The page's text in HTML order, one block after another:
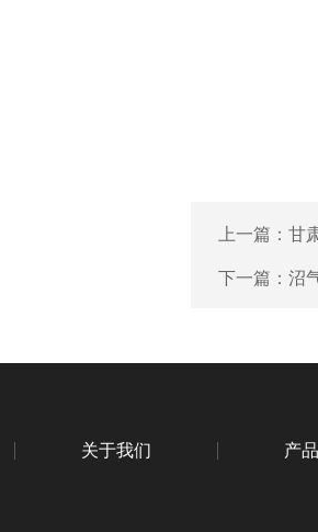
上一篇： 甘
下一篇： 沼
关于我们 产